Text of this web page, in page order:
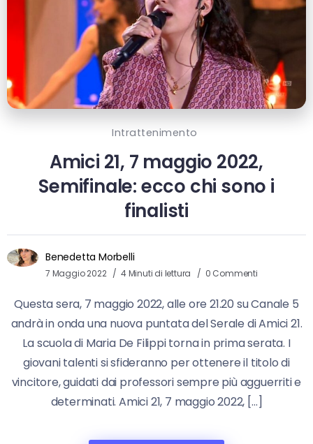
Intrattenimento
Amici 21, 7 maggio 2022,
Semifinale: ecco chi sono i
finalisti
Benedetta Morbelli
7 Maggio 2022 4 Minuti di lettura 0 Commenti
Questa sera, 7 maggio 2022, alle ore 21.20 su Canale 5
andrà in onda una nuova puntata del Serale di Amici 21.
La scuola di Maria De Filippi torna in prima serata. I
giovani talenti si sfideranno per ottenere il titolo di
vincitore, guidati dai professori sempre più agguerriti e
determinati. Amici 21, 7 maggio 2022, […]